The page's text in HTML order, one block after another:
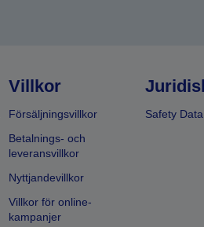
Villkor
Försäljningsvillkor
Betalnings- och
leveransvillkor
Nyttjandevillkor
Villkor för online-
kampanjer
Safety